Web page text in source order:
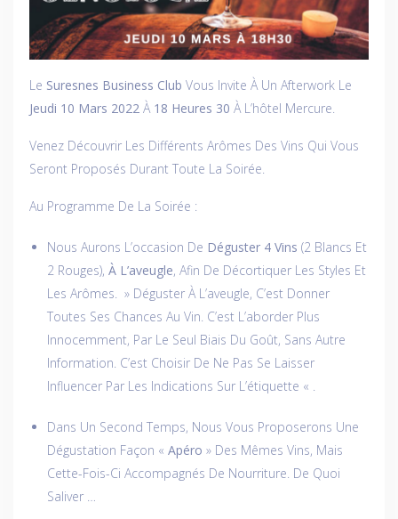
Le Suresnes Business Club Vous Invite À Un Afterwork Le
Jeudi 10 Mars 2022 À 18 Heures 30 À L’hôtel Mercure.
Venez Découvrir Les Différents Arômes Des Vins Qui Vous
Seront Proposés Durant Toute La Soirée.
Au Programme De La Soirée :
Nous Aurons L’occasion De Déguster 4 Vins (2 Blancs Et
2 Rouges), À L’aveugle, Afin De Décortiquer Les Styles Et
Les Arômes. » Déguster À L’aveugle, C’est Donner
Toutes Ses Chances Au Vin. C’est L’aborder Plus
Innocemment, Par Le Seul Biais Du Goût, Sans Autre
Information. C’est Choisir De Ne Pas Se Laisser
Influencer Par Les Indications Sur L’étiquette « .
Dans Un Second Temps, Nous Vous Proposerons Une
Dégustation Façon « Apéro » Des Mêmes Vins, Mais
Cette-Fois-Ci Accompagnés De Nourriture. De Quoi
Saliver …